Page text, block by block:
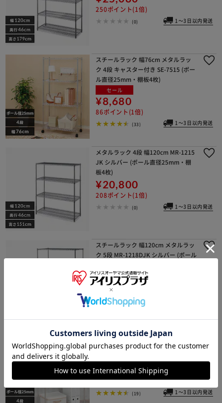
250ポイント(1倍)
(0) 1～3日以内発送
スチールラック 幅76cm メタルラッ
ク 4段 キャスター付き SE-7515 (ポー
ル直径25mm・棚板4枚)
セール
¥8,680
86ポイント(1倍)
(33) 1～3日以内発送
メタルラック 4段 幅120cm MR-1215
JK シルバー (ポール直径25mm・棚
板4枚)
¥20,800
208ポイント(1倍)
(0) 1～3日以内発送
スチールラック 幅120cm メタルラッ
ク 5段 MR-1218DJK シルバー (ポール
¥38,300
383ポイント(1倍)
(0)
スチールラック 幅61cm メタルラッ
ク 4段 キャスター付き SE-6012 (ポー
¥7,980
79ポイント(1倍)
(19) 1～3日以内発送